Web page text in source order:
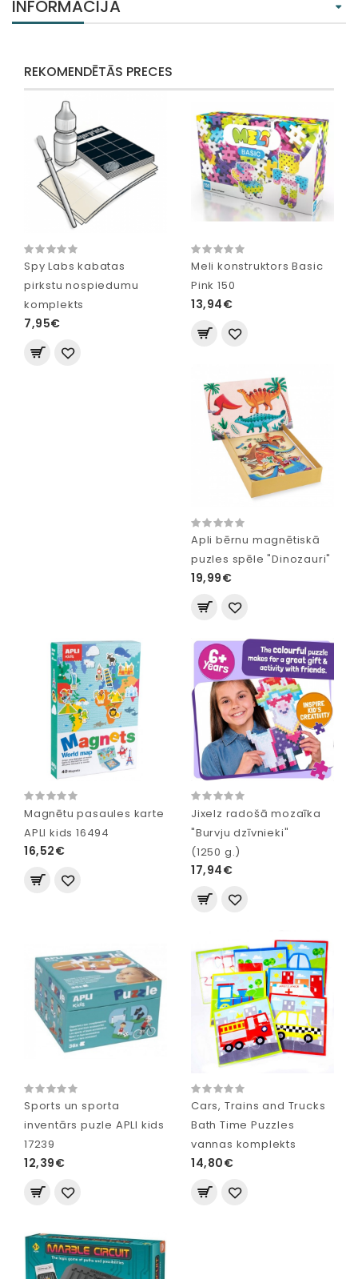
INFORMĀCIJA
REKOMENDĒTĀS PRECES
Spy Labs kabatas
pirkstu nospiedumu
komplekts
7,95€
Meli konstruktors Basic
Pink 150
13,94€
Apli bērnu magnētiskā
puzles spēle "Dinozauri"
19,99€
Magnētu pasaules karte
APLI kids 16494
16,52€
Jixelz radošā mozaīka
"Burvju dzīvnieki"
(1250 g.)
17,94€
Sports un sporta
inventārs puzle APLI kids
17239
12,39€
Cars, Trains and Trucks
Bath Time Puzzles
vannas komplekts
14,80€